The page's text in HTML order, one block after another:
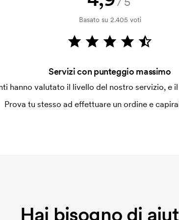
personalizzazione. Il costo iniziale
Questo costo si applica anche se
Basato su 2.405 voti
Servizi con punteggio massimo
hanno valutato il livello del nostro servizio, e
Prova tu stesso ad effettuare un ordine e
Hai bisogno di